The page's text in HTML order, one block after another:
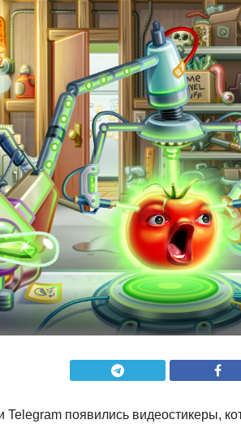
Telegram появились видеостикеры,